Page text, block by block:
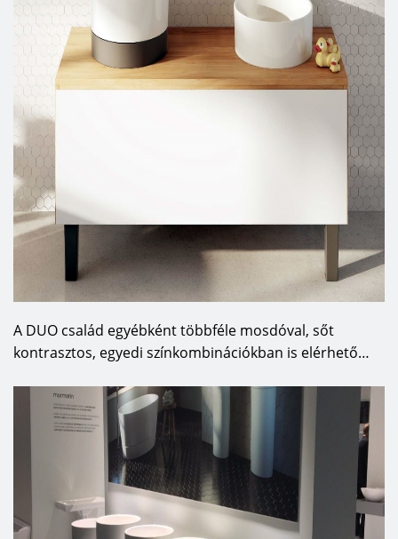
A DUO család egyébként többféle mosdóval, sőt
kontrasztos, egyedi színkombinációkban is elérhető…